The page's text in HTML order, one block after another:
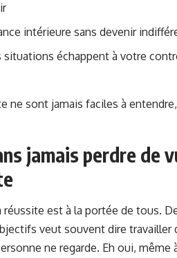
intérieure sans devenir
situations échappent à votre
ne sont jamais faciles à
jamais perdre de
est à la portée de tous.
veut souvent dire travailler
ne regarde. Eh oui, même